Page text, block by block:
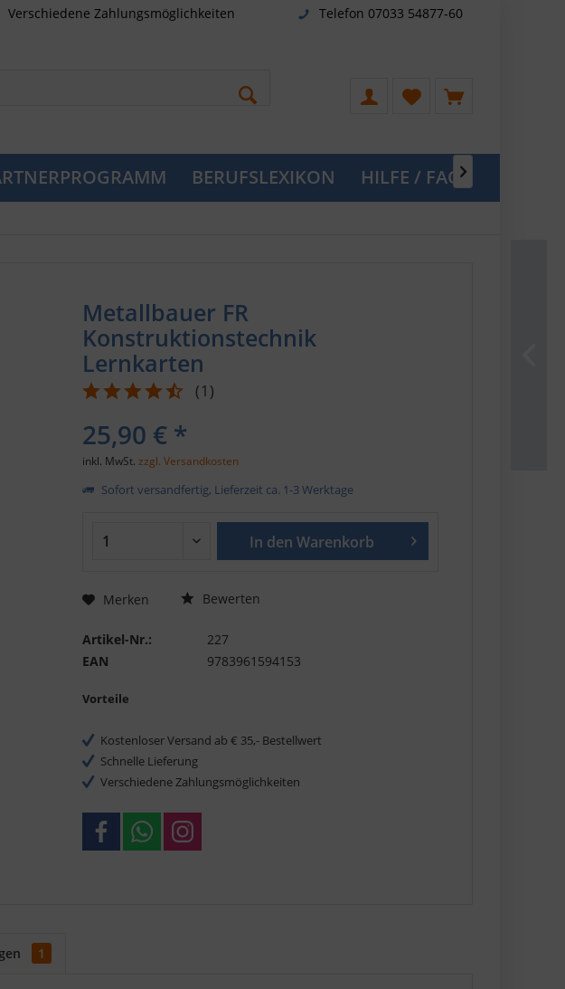
Verschiedene Zahlungsmöglichkeiten Telefon 07033 54877-60
BERUFSLEXIKON HILFE / FAQ
Metallbauer FR
Konstruktionstechnik
Lernkarten
(1 )
25,90 € *
inkl. MwSt.zzgl. Versandkosten
Sofort versandfertig, Lieferzeit ca. 1-3 Werktage
In den Warenkorb
Merken Bewerten
Artikel-Nr.:
227
EAN
9783961594153
Vorteile
Kostenloser Versand ab € 35,- Bestellwert
Schnelle Lieferung
Verschiedene Zahlungsmöglichkeiten
1